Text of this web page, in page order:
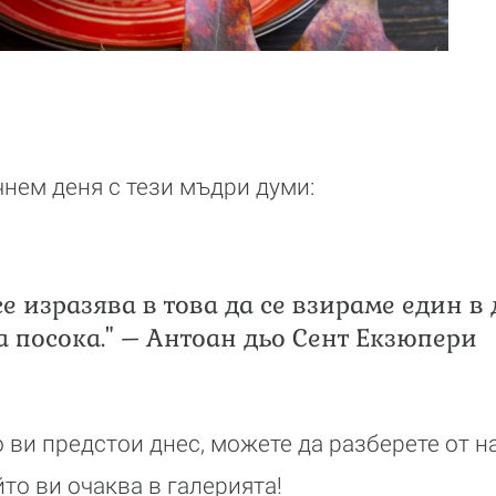
деня с тези мъдри думи:
изразява в това да се взираме един в
посока." – Антоан дьо Сент Екзюпери
ви предстои днес, можете да разберете от
ви очаква в галерията!